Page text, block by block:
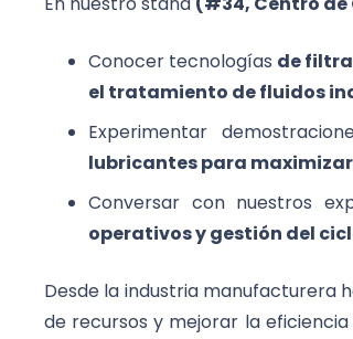
Conocer tecnologías de
el tratamiento de fluidos
Experimentar
lubricantes para
Conversar con nuestros
operativos y gestión del
Desde la industria manufacturera
de recursos y mejorar la